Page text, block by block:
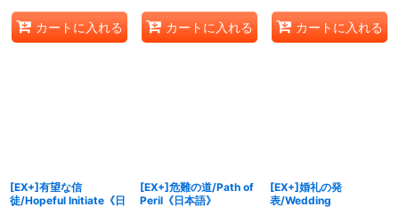
カートに入れる カートに入れる カートに入れる
[EX+]有望な信
徒/Hopeful Initiate《日
[EX+]危難の道/Path of
Peril《日本語》
[EX+]婚礼の発
表/Wedding